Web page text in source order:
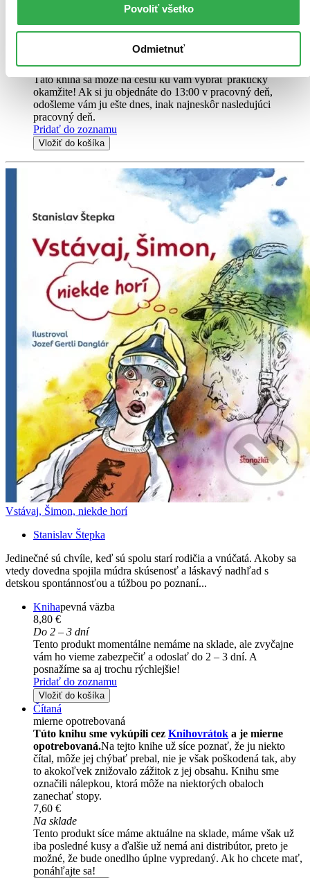
Povoliť všetko
Odmietnuť
strom je inovatívna a nadčasová knižka, v ktorej malý čitateľ
Na sklade > 5 ks
Táto kniha sa môže na cestu ku vám vybrať prakticky
okamžite! Ak si ju objednáte do 13:00 v pracovný deň,
odošleme vám ju ešte dnes, inak najneskôr nasledujúci
pracovný deň.
Pridať do zoznamu
Vložiť do košíka
Vstávaj, Šimon, niekde horí
Stanislav Štepka
Jedinečné sú chvíle, keď sú spolu starí rodičia a vnúčatá. Akoby sa
vtedy dovedna spojila múdra skúsenosť a láskavý nadhľad s
detskou spontánnosťou a túžbou po poznaní...
Knihapevná väzba
8,80 €
Do 2 – 3 dní
Tento produkt momentálne nemáme na sklade, ale zvyčajne
vám ho vieme zabezpečiť a odoslať do 2 – 3 dní. A
posnažíme sa aj trochu rýchlejšie!
Pridať do zoznamu
Vložiť do košíka
Čítaná
mierne opotrebovaná
Túto knihu sme vykúpili cez Knihovrátok a je mierne
opotrebovaná.Na tejto knihe už síce poznať, že ju niekto
čítal, môže jej chýbať prebal, nie je však poškodená tak, aby
to akokoľvek znižovalo zážitok z jej obsahu. Knihu sme
označili nálepkou, ktorá môže na niektorých obaloch
zanechať stopy.
7,60 €
Na sklade
Tento produkt síce máme aktuálne na sklade, máme však už
iba posledné kusy a ďalšie už nemá ani distribútor, preto je
možné, že bude onedlho úplne vypredaný. Ak ho chcete mať,
ponáhľajte sa!